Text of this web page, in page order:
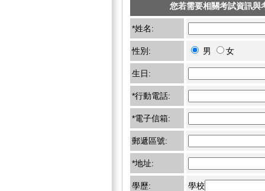
您若需要相關考試資訊與
*姓名:
性別: 男 女
生日:
*行動電話:
*電子信箱:
郵遞區號:
*地址:
學歷: 學校